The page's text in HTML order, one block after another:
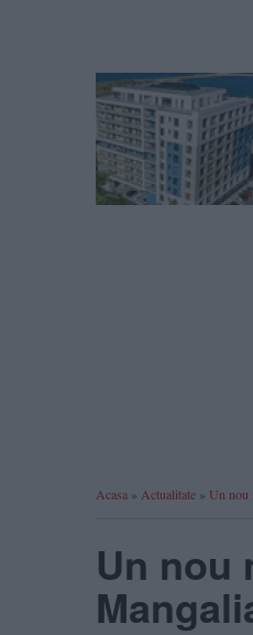
Acasa » Actualitate » Un nou
Un nou